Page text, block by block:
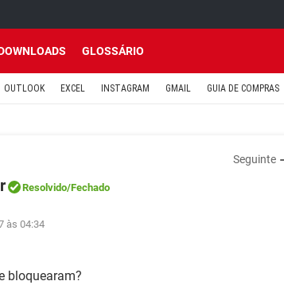
GLOSSÁRIO
OUTLOOK EXCEL INSTAGRAM GMAIL GUIA DE COMPRAS
Seguinte
Resolvido/Fechado
às 04:34
bloquearam?